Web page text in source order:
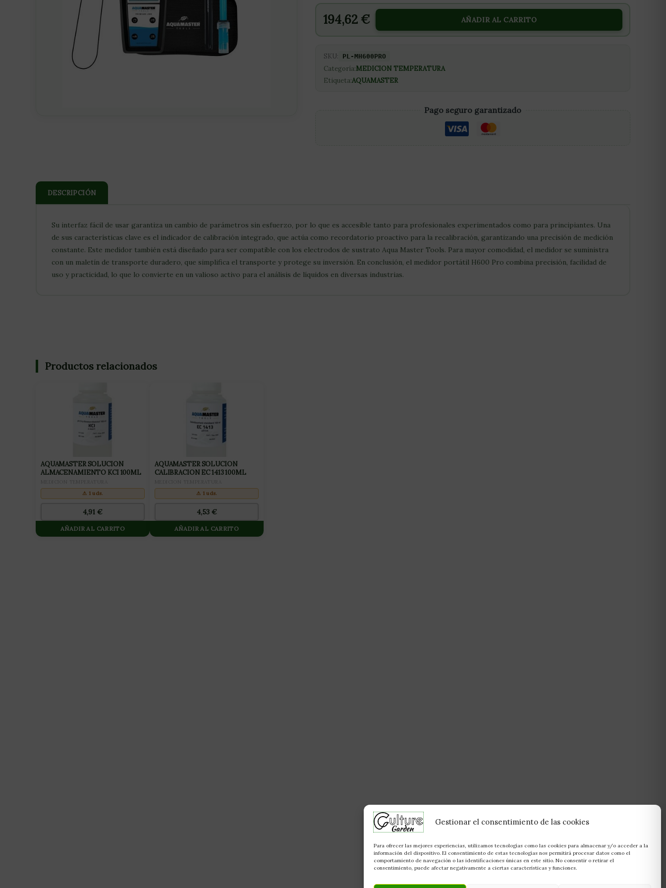
Gestionar el consentimiento de las cookies
Para ofrecer las mejores experiencias, utilizamos tecnologías como las cookies para almacenar y/o acceder a la
información del dispositivo. El consentimiento de estas tecnologías nos permitirá procesar datos como el
comportamiento de navegación o las identificaciones únicas en este sitio. No consentir o retirar el
consentimiento, puede afectar negativamente a ciertas características y funciones.
194,62 € AÑADIR AL CARRITO
SKU: PL-MH600PRO
Categoría:MEDICION TEMPERATURA
Etiqueta:AQUAMASTER
Pago seguro garantizado
DESCRIPCIÓN
Su interfaz fácil de usar garantiza un cambio de parámetros sin esfuerzo, por lo que es accesible tanto para profesionales experimentados como para principiantes. Una
de sus características clave es el indicador de calibración integrado, que actúa como recordatorio proactivo para la recalibración, garantizando una precisión de medición
constante. Este medidor también está diseñado para ser compatible con los electrodos de sustrato Aqua Master Tools. Para mayor comodidad, el medidor se suministra
con un maletín de transporte duradero, que simplifica el transporte y protege su inversión. En conclusión, el medidor portátil H600 Pro combina precisión, facilidad de
uso y practicidad, lo que lo convierte en un valioso activo para el análisis de líquidos en diversas industrias.
Productos relacionados
AQUAMASTER SOLUCION
ALMACENAMIENTO KCI 100ML
⚠ 1 uds.
4,91 €
AÑADIR AL CARRITO
AQUAMASTER SOLUCION
CALIBRACION EC 1413 100ML
⚠ 1 uds.
4,53 €
AÑADIR AL CARRITO